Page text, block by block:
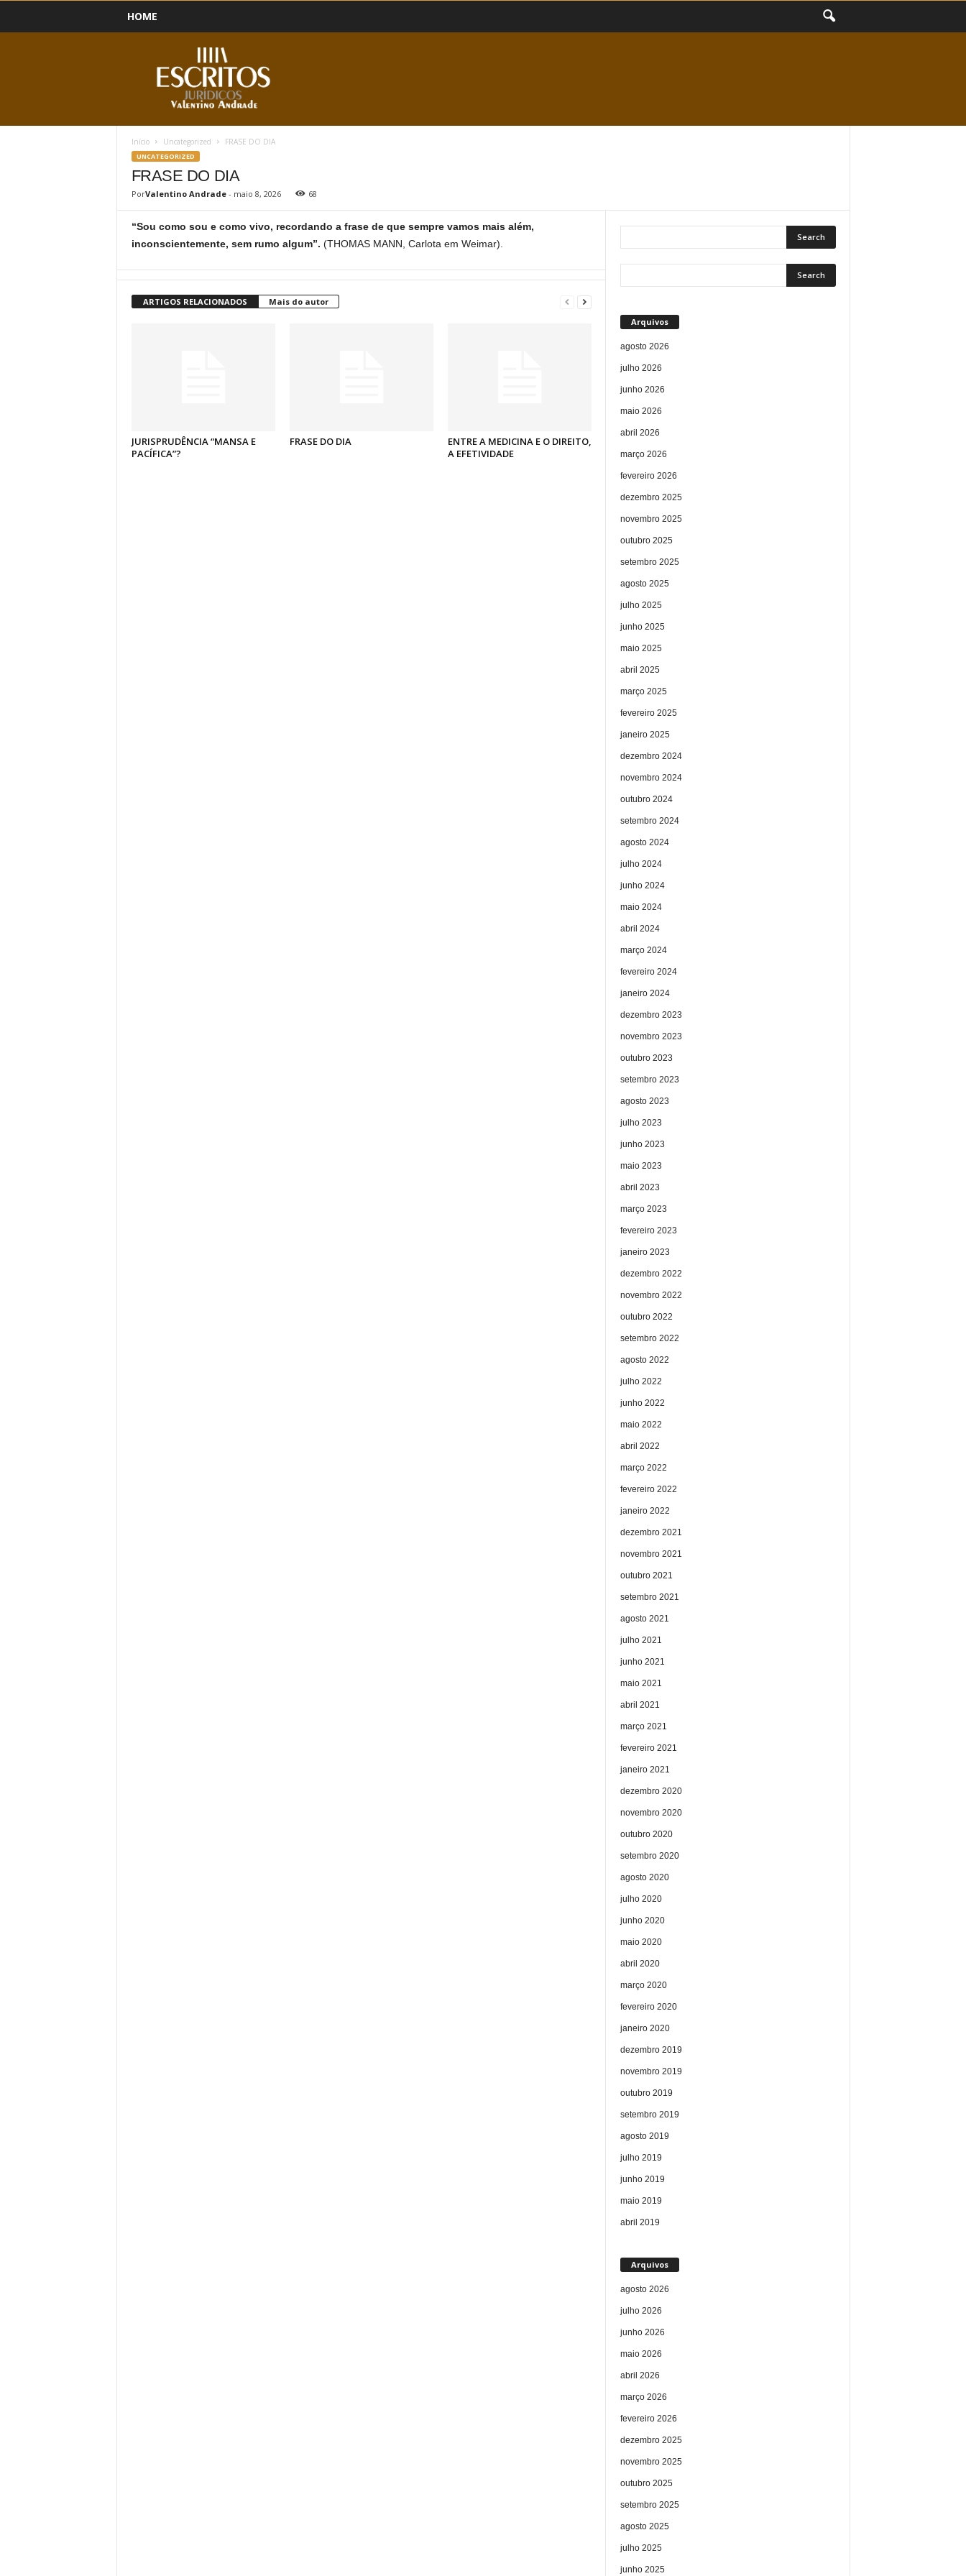
HOME
Início Uncategorized FRASE DO DIA
UNCATEGORIZED
FRASE DO DIA
PorValentino Andrade- maio 8, 2026 68
“Sou como sou e como vivo, recordando a frase de que sempre vamos mais além,
inconscientemente, sem rumo algum”. (THOMAS MANN, Carlota em Weimar).
ARTIGOS RELACIONADOS Mais do autor
JURISPRUDÊNCIA “MANSA E
PACÍFICA”?
FRASE DO DIA
ENTRE A MEDICINA E O DIREITO,
A EFETIVIDADE
Arquivos
agosto 2026
julho 2026
junho 2026
maio 2026
abril 2026
março 2026
fevereiro 2026
dezembro 2025
novembro 2025
outubro 2025
setembro 2025
agosto 2025
julho 2025
junho 2025
maio 2025
abril 2025
março 2025
fevereiro 2025
janeiro 2025
dezembro 2024
novembro 2024
outubro 2024
setembro 2024
agosto 2024
julho 2024
junho 2024
maio 2024
abril 2024
março 2024
fevereiro 2024
janeiro 2024
dezembro 2023
novembro 2023
outubro 2023
setembro 2023
agosto 2023
julho 2023
junho 2023
maio 2023
abril 2023
março 2023
fevereiro 2023
janeiro 2023
dezembro 2022
novembro 2022
outubro 2022
setembro 2022
agosto 2022
julho 2022
junho 2022
maio 2022
abril 2022
março 2022
fevereiro 2022
janeiro 2022
dezembro 2021
novembro 2021
outubro 2021
setembro 2021
agosto 2021
julho 2021
junho 2021
maio 2021
abril 2021
março 2021
fevereiro 2021
janeiro 2021
dezembro 2020
novembro 2020
outubro 2020
setembro 2020
agosto 2020
julho 2020
junho 2020
maio 2020
abril 2020
março 2020
fevereiro 2020
janeiro 2020
dezembro 2019
novembro 2019
outubro 2019
setembro 2019
agosto 2019
julho 2019
junho 2019
maio 2019
abril 2019
Arquivos
agosto 2026
julho 2026
junho 2026
maio 2026
abril 2026
março 2026
fevereiro 2026
dezembro 2025
novembro 2025
outubro 2025
setembro 2025
agosto 2025
julho 2025
junho 2025